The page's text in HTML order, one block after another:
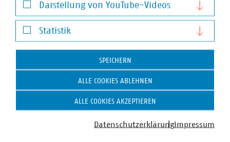
Marco Schulpin
Darstellung von YouTube-Videos
Darstellung von YouTube-Videos
Statistik
Statistik
SPEICHERN
ALLE COOKIES ABLEHNEN
ALLE COOKIES AKZEPTIEREN
DatenschutzerklärungImpressum